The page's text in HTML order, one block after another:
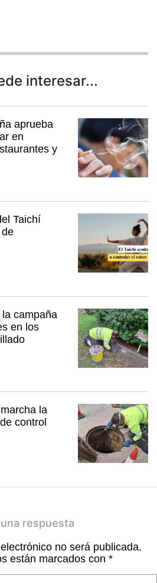
interesar...
aprueba
en
y
Taichí
la campaña
en los
la
control
respuesta
no será publicada.
están marcados con *